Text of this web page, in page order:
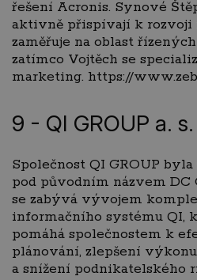
řešení Acronis. Synové
aktivně přispívají k rozvoji
zaměřuje na oblast
zatímco Vojtěch se
marketing. https://
9 - QI GROUP a. s.
Společnost QI GROUP
pod původním názvem DC
se zabývá vývojem
informačního systému QI,
pomáhá společnostem k
plánování, zlepšení
a snížení podnikatelského